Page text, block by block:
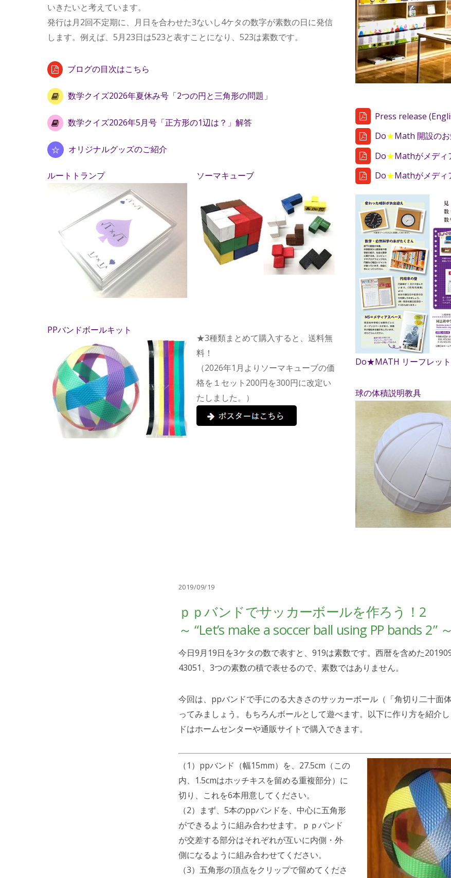
いきたいと考えています。
発行は月2回不定期に、月日を合わせた3ないし4ケタの数字が素数の日に発信
します。例えば、5月23日は523と表すことになり、523は素数です。
ブログの目次はこちら
数学クイズ2026年夏休み号「2つの円と三角形の問題」
数学クイズ2026年5月号「正方形の1辺は？」解答
オリジナルグッズのご紹介
ルートトランプ
PPバンドボールキット
ソーマキューブ
★3種類まとめて購入すると、送料無
料！
（2026年1月よりソーマキューブの価
格を１セット200円を300円に改定い
たしました。）
Press release
Do★Math 開設の
Do★Mathがメディ
Do★Mathがメディ
Do★MATH リーフレット
球の体積説明教具
2019/09/19
ｐｐバンドでサッカーボールを作ろう！2
～ “Let’s make a soccer ball using PP bands 2” ～
今日9月19日を3ケタの数で表すと、919は素数です。西暦を含めた
43051、3つの素数の積で表せるので、素数ではありません。
今回は、ppバンドで手にのる大きさのサッカーボール（「角切り二十面
ってみましょう。もちろんボールとして遊べます。以下に作り方を紹介
ドはホームセンターや通販サイトで購入できます。
（1）ppバンド（幅15mm）を、27.5cm（この
内、1.5cmはホッチキスを留める重複部分）に
切り、これを6本用意してください。
（2）まず、5本のppバンドを、中心に五角形
ができるように組み合わせます。ｐｐバンド
が交差する部分はそれぞれが互いに内側・外
側になるように組み合わせてください。
（3）五角形の頂点をクリップで留めてくださ